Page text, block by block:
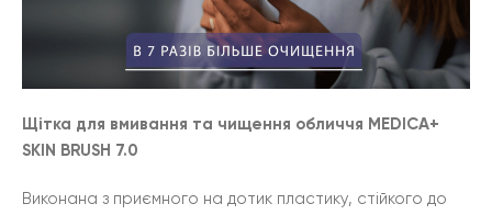
Щітка для вмивання та чищення обличчя MEDICA+
SKIN BRUSH 7.0
Виконана з приємного на дотик пластику, стійкого до